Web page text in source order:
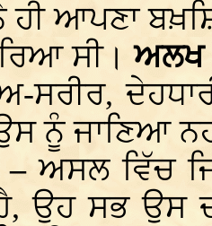
ਹੀ ਆਪਣਾ
ਸੀ।ਅਲਖ
ਸਰੀਰ,
ਨੂੰ ਜਾਣਿਆ
–ਅਸਲ ਵਿੱਚ
ਉਹ ਸਭ ਉਸ